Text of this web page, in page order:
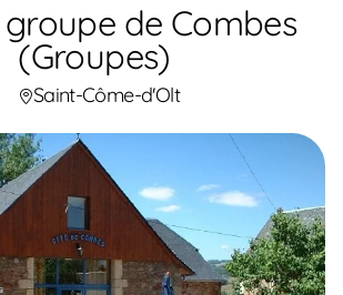
groupe de Combes
(Groupes)
Saint-Côme-d'Olt